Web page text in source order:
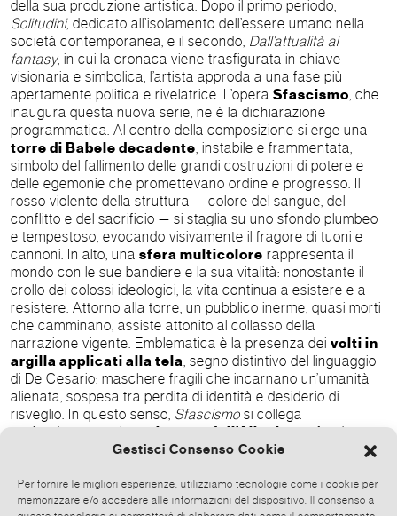
Gestisci Consenso Cookie
Per fornire le migliori esperienze, utilizziamo tecnologie come i cookie per
memorizzare e/o accedere alle informazioni del dispositivo. Il consenso a
della sua produzione artistica. Dopo il primo periodo,
Solitudini, dedicato all’isolamento dell’essere umano nella
società contemporanea, e il secondo, Dall’attualità al
fantasy, in cui la cronaca viene trasfigurata in chiave
visionaria e simbolica, l’artista approda a una fase più
apertamente politica e rivelatrice. L’opera Sfascismo, che
inaugura questa nuova serie, ne è la dichiarazione
programmatica. Al centro della composizione si erge una
torre di Babele decadente, instabile e frammentata,
simbolo del fallimento delle grandi costruzioni di potere e
delle egemonie che promettevano ordine e progresso. Il
rosso violento della struttura — colore del sangue, del
conflitto e del sacrificio — si staglia su uno sfondo plumbeo
e tempestoso, evocando visivamente il fragore di tuoni e
cannoni. In alto, una sfera multicolore rappresenta il
mondo con le sue bandiere e la sua vitalità: nonostante il
crollo dei colossi ideologici, la vita continua a esistere e a
resistere. Attorno alla torre, un pubblico inerme, quasi morti
che camminano, assiste attonito al collasso della
narrazione vigente. Emblematica è la presenza dei volti in
argilla applicati alla tela, segno distintivo del linguaggio
di De Cesario: maschere fragili che incarnano un’umanità
alienata, sospesa tra perdita di identità e desiderio di
risveglio. In questo senso, Sfascismo si collega
profondamente al
movimento dell’Alienismo
, fondato
dallo stesso De Cesario, che indaga la condizione critica
e società e cerca, attraverso l’arte, una possibilità di
ricomposizione e di nuova coscienza. Come nei periodi